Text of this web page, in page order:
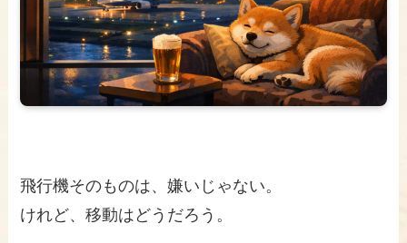
飛行機そのものは、嫌いじゃない。
けれど、移動はどうだろう。